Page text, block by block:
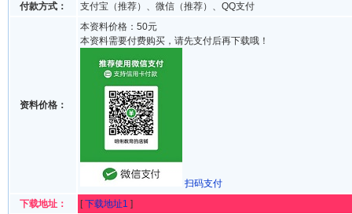
付款方式：
支付宝（推荐）、微信（推荐）、QQ支付
资料价格：
本资料价格：50元
本资料需要付费购买，请先支付后再下载哦！
扫码支付
下载地址：
[下载地址1 ]